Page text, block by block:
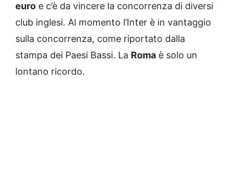
euro e c’è da vincere la concorrenza di diversi
club inglesi. Al momento l’Inter è in vantaggio
sulla concorrenza, come riportato dalla
stampa dei Paesi Bassi. La Roma è solo un
lontano ricordo.